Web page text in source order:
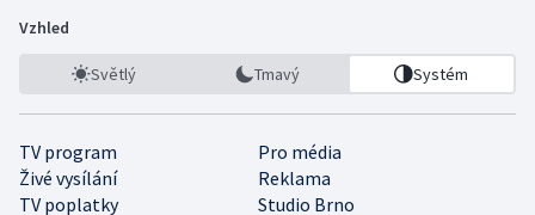
Vzhled
Světlý Tmavý Systém
TV program
Pro média
Živé vysílání
Reklama
TV poplatky
Studio Brno